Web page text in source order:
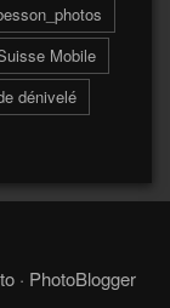
2
Alpes 4
Mobile
dénivelé
· PhotoBlogger